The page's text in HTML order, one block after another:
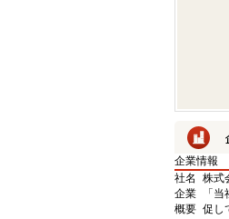
企業情報
社名
株式
企業
概要
「
促し